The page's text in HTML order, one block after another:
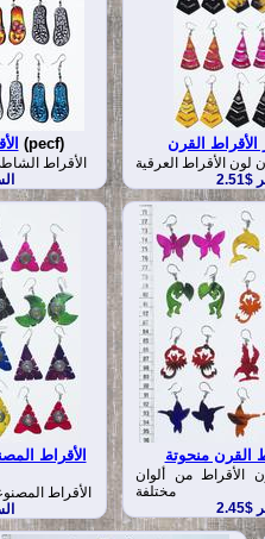
(pecf)
الأقراط
الأقراط القرن
لون الأقراط العرقية
الأقراط
الأقراط
القرن منحوتة
الأقراط من ألوان
مختلفة